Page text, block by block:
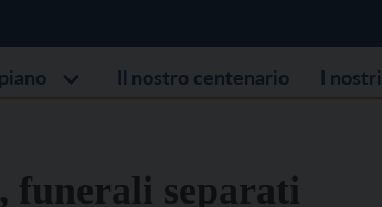
Il nostro centenario I
funerali separati